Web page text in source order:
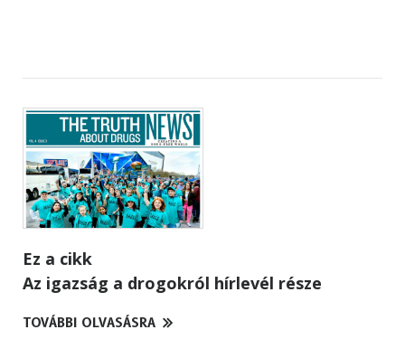
Ez a cikk
Az igazság a drogokról hírlevél része
TOVÁBBI OLVASÁSRA